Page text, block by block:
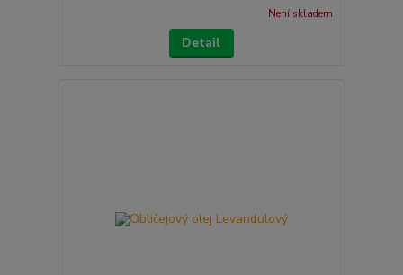
Není skladem
Detail